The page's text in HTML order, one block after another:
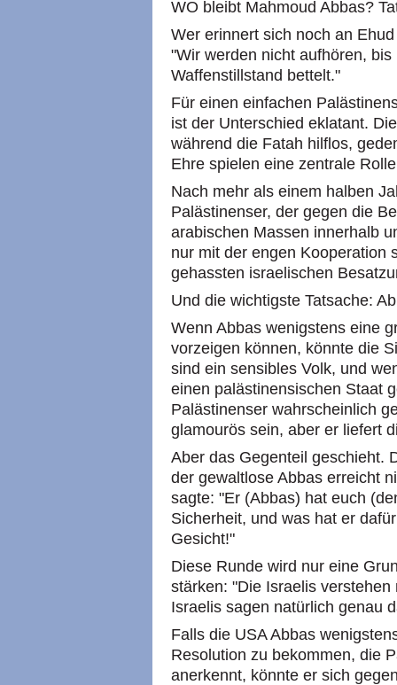
WO bleibt Mahmoud Abbas?
Wer erinnert sich noch an
"Wir werden nicht aufhören,
Waffenstillstand bettelt."
Für einen einfachen
ist der Unterschied eklatant.
während die Fatah hilflos,
Ehre spielen eine zentrale
Nach mehr als einem halben
Palästinenser, der gegen die
arabischen Massen innerhalb
nur mit der engen Kooperation
gehassten israelischen
Und die wichtigste Tatsache:
Wenn Abbas wenigstens eine
vorzeigen können, könnte die
sind ein sensibles Volk, und
einen palästinensischen Staat
Palästinenser wahrscheinlich
glamourös sein, aber er liefert
Aber das Gegenteil geschieht.
der gewaltlose Abbas erreicht
sagte: "Er (Abbas) hat euch
Sicherheit, und was hat er
Gesicht!"
Diese Runde wird nur eine
stärken: "Die Israelis
Israelis sagen natürlich genau
Falls die USA Abbas
Resolution zu bekommen, die
anerkennt, könnte er sich